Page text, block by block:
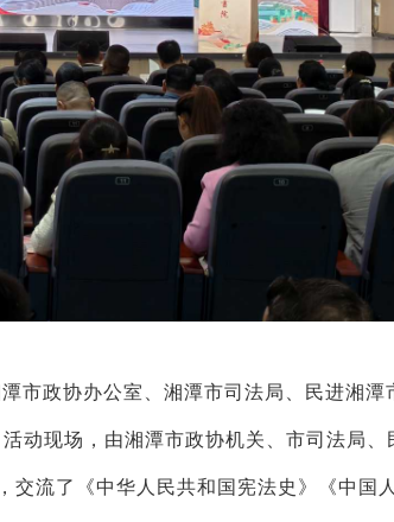
市政协办公室、湘潭市司法局、民进湘潭
动现场，由湘潭市政协机关、市司法局、
交流了《中华人民共和国宪法史》《中国